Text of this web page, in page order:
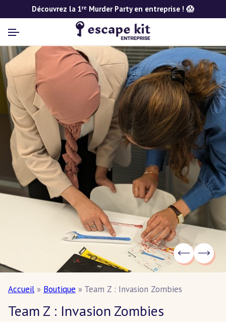
Découvrez la 1ʳᵉ Murder Party en entreprise ! 😱
Accueil » Boutique » Team Z : Invasion Zombies
Team Z : Invasion Zombies